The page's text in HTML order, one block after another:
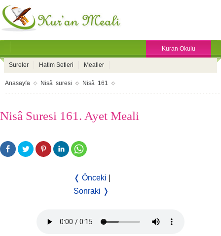
Kuran Okulu
Sureler Hatim Setleri Mealler
Anasayfa Nisâ suresi Nisâ 161
Nisâ Suresi 161. Ayet Meali
❬ Önceki
Sonraki ❭